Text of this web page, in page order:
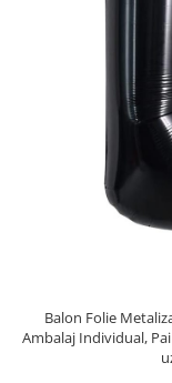
Ustensile pentru
Ustensile pentru
Veselă pentru Masă
Articole pentru
Accesorii Ingrijire
Cutii depozitare
Diverse Casa
Incalzire si
Maturi, Perii,
Perne Voiaj, Paturi
Produse ingrijire
Radiatoare si
Balon Folie
Ambalaj Individual,